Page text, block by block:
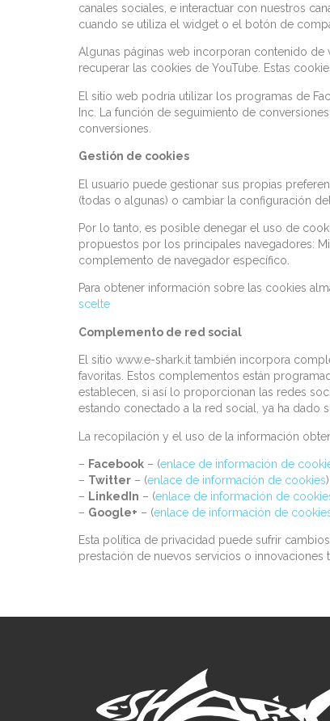
canales sociales, e interactuar con nuestros
cuando se utiliza el widget o el botón de
Algunas páginas web incorporan contenido de
recuperar las cookies de YouTube. Estas
El sitio web podría utilizar los programas de
Inc. La función de seguimiento de
conversiones.
Gestión de cookies
El usuario puede gestionar sus propias
(todas o algunas) o cambiar la configuración
Por lo tanto, es posible denegar el uso de
propuestos por los principales navegadores:
complemento de navegador específico.
Para obtener información sobre las cookies
scelte
Complemento de red social
El sitio www.e-shark.it también incorpora
favoritas. Estos complementos están
establecen, si así lo proporcionan las redes
estando conectado a la red social, ya ha dado
La recopilación y el uso de la información
– Facebook – (enlace de información de
– Twitter – (enlace de información de cookies)
– LinkedIn – (enlace de información de
– Google+ – (enlace de información de
Esta política de privacidad puede sufrir
prestación de nuevos servicios o